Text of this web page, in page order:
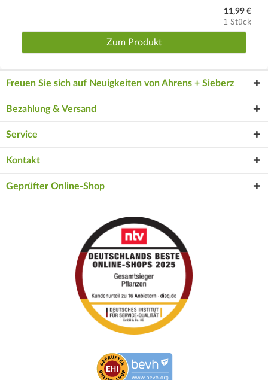
11,99 €
1 Stück
Zum Produkt
Freuen Sie sich auf Neuigkeiten von Ahrens + Sieberz
Bezahlung & Versand
Service
Kontakt
Geprüfter Online-Shop